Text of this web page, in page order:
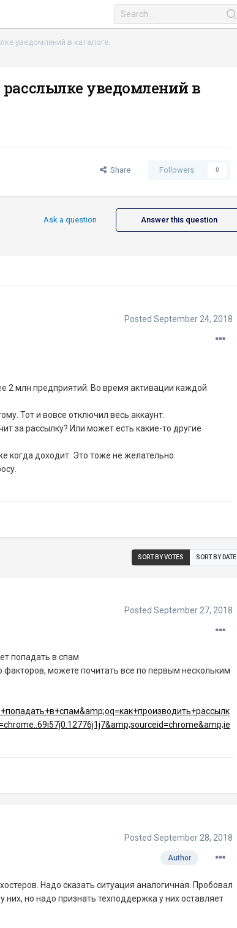
уведомлений в каталоге.
уведомлений в
Share Followers 0
Answer this question
Ask a question
Posted September 24, 2018
2 млн предприятий. Во время активации каждой
Тот и вовсе отключил весь аккаунт.
за рассылку? Или может есть какие-то другие
когда доходит. Это тоже не желательно.
SORT BY VOTES SORT BY DATE
Posted September 27, 2018
попадать в спам
факторов, можете почитать все по первым нескольким
Posted September 28, 2018
Author
Надо сказать ситуация аналогичная. Пробовал
но надо признать техподдержка у них оставляет